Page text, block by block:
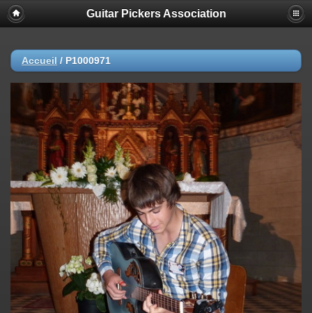
Guitar Pickers Association
Accueil / P1000971